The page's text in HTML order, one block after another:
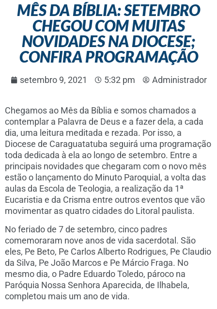
MÊS DA BÍBLIA: SETEMBRO
CHEGOU COM MUITAS
NOVIDADES NA DIOCESE;
CONFIRA PROGRAMAÇÃO
setembro 9, 2021 5:32 pm Administrador
Chegamos ao Mês da Bíblia e somos chamados a
contemplar a Palavra de Deus e a fazer dela, a cada
dia, uma leitura meditada e rezada. Por isso, a
Diocese de Caraguatatuba seguirá uma programação
toda dedicada à ela ao longo de setembro. Entre a
principais novidades que chegaram com o novo mês
estão o lançamento do Minuto Paroquial, a volta das
aulas da Escola de Teologia, a realização da 1ª
Eucaristia e da Crisma entre outros eventos que vão
movimentar as quatro cidades do Litoral paulista.
No feriado de 7 de setembro, cinco padres
comemoraram nove anos de vida sacerdotal. São
eles, Pe Beto, Pe Carlos Alberto Rodrigues, Pe Claudio
da Silva, Pe João Marcos e Pe Márcio Fraga. No
mesmo dia, o Padre Eduardo Toledo, pároco na
Paróquia Nossa Senhora Aparecida, de Ilhabela,
completou mais um ano de vida.